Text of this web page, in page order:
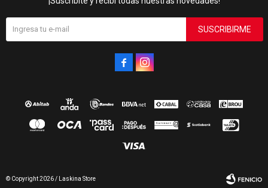
SUSCRIBIRME
 
© Copyright 2026 / Laskina Store